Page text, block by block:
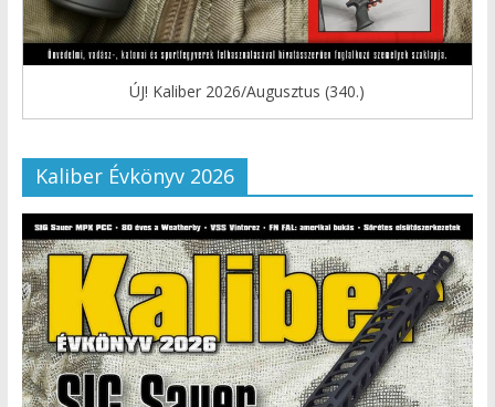
ÚJ! Kaliber 2026/Augusztus (340.)
Kaliber Évkönyv 2026